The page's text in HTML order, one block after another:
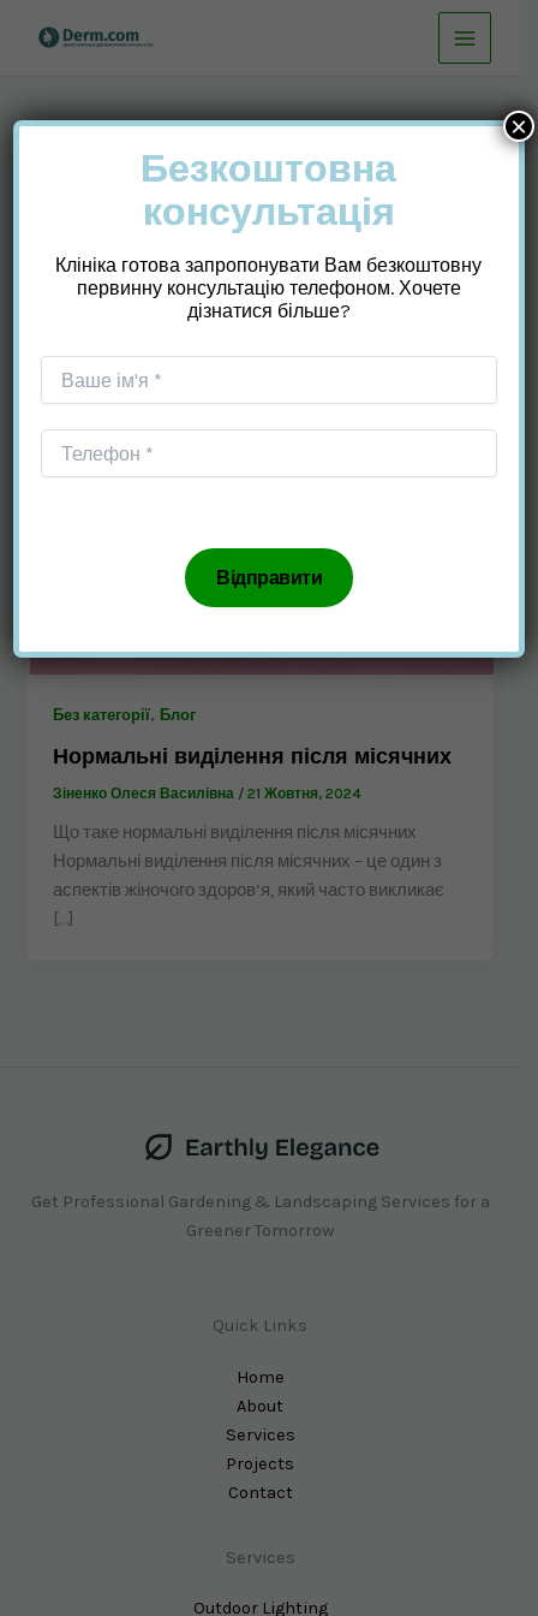
нормальні виділення
після місячних
Без категорії, Блог
Нормальні виділення після місячних
Зіненко Олеся Василівна /21 Жовтня, 2024
Що таке нормальні виділення після місячних
Нормальні виділення після місячних – це один з
аспектів жіночого здоров’я, який часто викликає
[…]
Get Professional Gardening & Landscaping Services for a
Greener Tomorrow
Quick Links
Home
About
Services
Projects
Contact
Services
Outdoor Lighting
Безкоштовна
консультація
Клініка готова запропонувати Вам безкоштовну
первинну консультацію телефоном. Хочете
дізнатися більше?
×